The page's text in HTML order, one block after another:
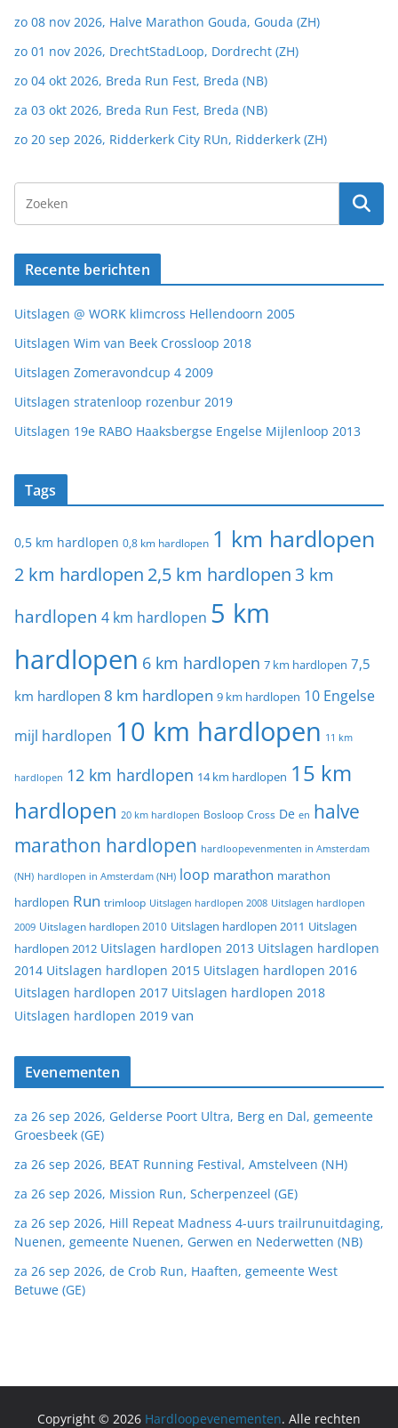
zo 08 nov 2026, Halve Marathon Gouda, Gouda (ZH)
zo 01 nov 2026, DrechtStadLoop, Dordrecht (ZH)
zo 04 okt 2026, Breda Run Fest, Breda (NB)
za 03 okt 2026, Breda Run Fest, Breda (NB)
zo 20 sep 2026, Ridderkerk City RUn, Ridderkerk (ZH)
Recente berichten
Uitslagen @ WORK klimcross Hellendoorn 2005
Uitslagen Wim van Beek Crossloop 2018
Uitslagen Zomeravondcup 4 2009
Uitslagen stratenloop rozenbur 2019
Uitslagen 19e RABO Haaksbergse Engelse Mijlenloop 2013
Tags
0,5 km hardlopen 0,8 km hardlopen 1 km hardlopen
2 km hardlopen 2,5 km hardlopen 3 km
hardlopen 4 km hardlopen 5 km
hardlopen 6 km hardlopen 7 km hardlopen 7,5
km hardlopen 8 km hardlopen 9 km hardlopen 10 Engelse
mijl hardlopen 10 km hardlopen 11 km
hardlopen 12 km hardlopen 14 km hardlopen 15 km
hardlopen 20 km hardlopen Bosloop Cross De en halve
marathon hardlopen hardloopevenmenten in Amsterdam
(NH) hardlopen in Amsterdam (NH) loop marathon marathon
hardlopen Run trimloop Uitslagen hardlopen 2008 Uitslagen hardlopen
2009 Uitslagen hardlopen 2010 Uitslagen hardlopen 2011 Uitslagen
hardlopen 2012 Uitslagen hardlopen 2013 Uitslagen hardlopen
2014 Uitslagen hardlopen 2015 Uitslagen hardlopen 2016
Uitslagen hardlopen 2017 Uitslagen hardlopen 2018
Uitslagen hardlopen 2019 van
Evenementen
za 26 sep 2026, Gelderse Poort Ultra, Berg en Dal, gemeente
Groesbeek (GE)
za 26 sep 2026, BEAT Running Festival, Amstelveen (NH)
za 26 sep 2026, Mission Run, Scherpenzeel (GE)
za 26 sep 2026, Hill Repeat Madness 4-uurs trailrunuitdaging,
Nuenen, gemeente Nuenen, Gerwen en Nederwetten (NB)
za 26 sep 2026, de Crob Run, Haaften, gemeente West
Betuwe (GE)
Copyright © 2026 Hardloopevenementen. Alle rechten